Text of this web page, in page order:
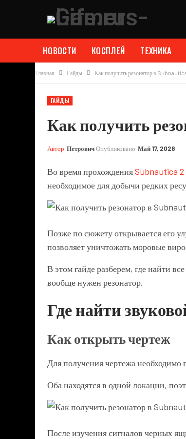
НОВОСТИ КОСПЛЕЙ ТЕХНИКА
Главная Гайды Как получить резонатор в
ГАЙДЫ
Как получить
Автор ПетровичОпубликовано Май 17, 2026
Во время прохожденияSubnautica 2
необходимое для добычи редких
Позже по сюжету открывается его
позволяет уничтожать моровые
В этом гайде разберем, где найти
вообще нужен резонатор.
Где найти
Как открыть чертеж
Для получения чертежа необходимо
Оба находятся в одной локации,
После изучения сигналов черных